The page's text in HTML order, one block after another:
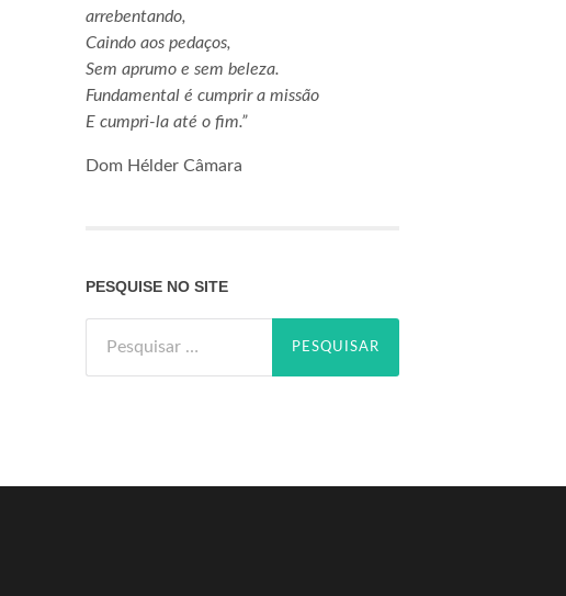
arrebentando,
Caindo aos pedaços,
Sem aprumo e sem beleza.
Fundamental é cumprir a missão
E cumpri-la até o fim.”
Dom Hélder Câmara
PESQUISE NO SITE
por: